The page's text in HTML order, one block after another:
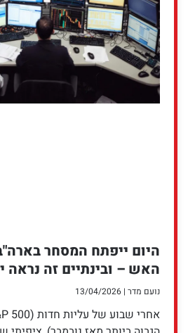
היום ייפתח המסחר
האש – ובינתיים זה נראה
נועם מדר